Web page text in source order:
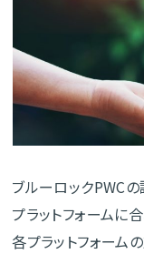
ブルーロックPWC
プラットフォームに
各プラットフォーム